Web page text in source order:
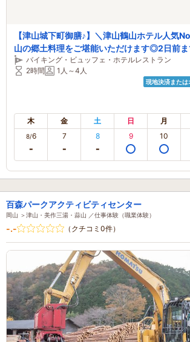
【津山城下町御膳♪】＼津山鶴山ホテル人気
山の郷土料理をご堪能いただけます◎2日前ま
バイキング・ビュッフェ・ホテルレストラン
2時間
1人～4人
現地決済また
木 金 土 日 月
8/6 7 8 9 10
百森パークアクティビティセンター
岡山 ＞津山・美作三湯・蒜山 ／仕事体験（職業体験）
-.- （クチコミ0件）